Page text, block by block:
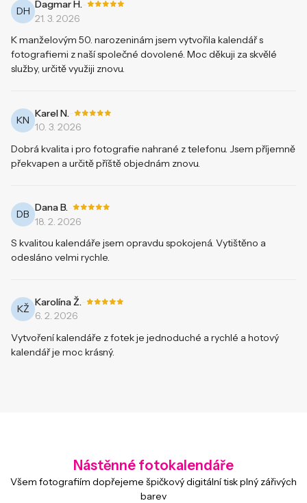
DH
Dagmar H.
21. 3. 2026
K manželovým 50. narozeninám jsem vytvořila kalendář s
fotografiemi z naší společné dovolené. Moc děkuji za skvělé
služby, určitě využiji znovu.
KN
Karel N.
10. 3. 2026
Dobrá kvalita i pro fotografie nahrané z telefonu. Jsem příjemně
překvapen a určitě příště objednám znovu.
DB
Dana B.
18. 2. 2026
S kvalitou kalendáře jsem opravdu spokojená. Vytištěno a
odesláno velmi rychle.
KŽ
Karolína Ž.
6. 2. 2026
Vytvoření kalendáře z fotek je jednoduché a rychlé a hotový
kalendář je moc krásný.
Nástěnné fotokalendáře
Všem fotografiím dopřejeme špičkový digitální tisk plný zářivých
barev